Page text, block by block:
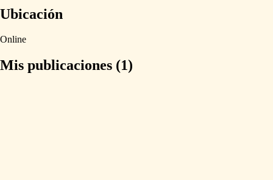
Ubicación
Online
Mis publicaciones (1)